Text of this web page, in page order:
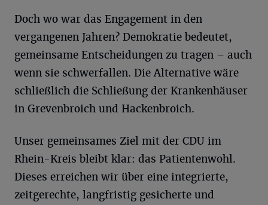
Doch wo war das Engagement in den
vergangenen Jahren? Demokratie bedeutet,
gemeinsame Entscheidungen zu tragen – auch
wenn sie schwerfallen. Die Alternative wäre
schließlich die Schließung der Krankenhäuser
in Grevenbroich und Hackenbroich.
Unser gemeinsames Ziel mit der CDU im
Rhein-Kreis bleibt klar: das Patientenwohl.
Dieses erreichen wir über eine integrierte,
zeitgerechte, langfristig gesicherte und